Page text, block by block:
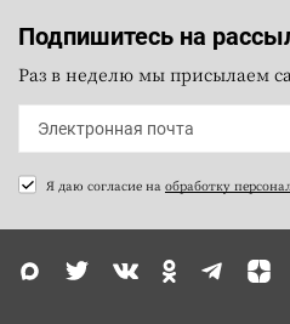
Подпишитесь на
Раз в неделю мы присылаем
Я даю согласие на обработку